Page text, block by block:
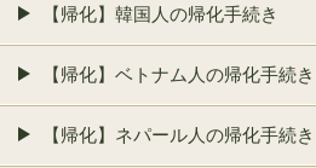
【帰化】韓国人の帰化手続き
【帰化】ベトナム人の帰化手続き
【帰化】ネパール人の帰化手続き